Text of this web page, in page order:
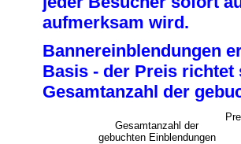
aufmerksam wird.
Bannereinblendungen
Basis - der Preis richtet
Gesamtanzahl der
Gesamtanzahl der
gebuchten Einblendungen